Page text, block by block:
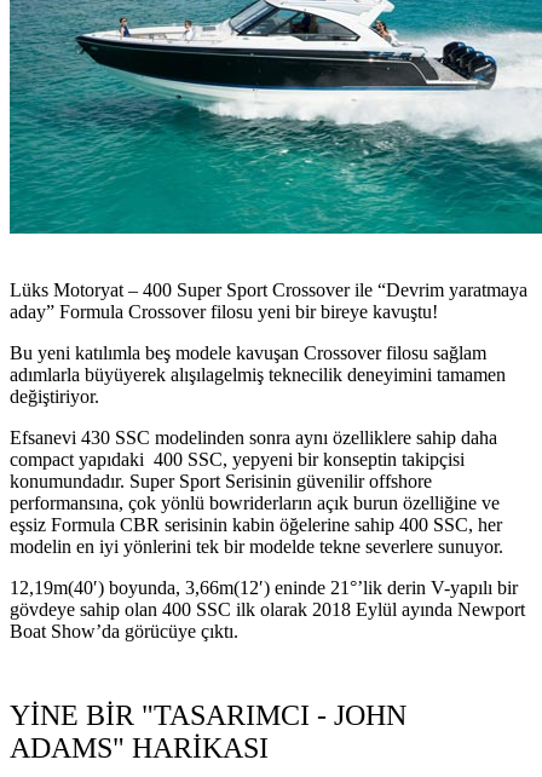
Lüks Motoryat – 400 Super Sport Crossoverile “Devrim yaratmaya
aday” Formula Crossover filosu yeni bir bireye kavuştu!
Bu yeni katılımla beş modele kavuşan Crossover filosu sağlam
adımlarla büyüyerek alışılagelmiş teknecilik deneyimini tamamen
değiştiriyor.
Efsanevi 430 SSC modelinden sonra aynı özelliklere sahip daha
compact yapıdaki 400 SSC, yepyeni bir konseptin takipçisi
konumundadır. Super Sport Serisinin güvenilir offshore
performansına, çok yönlü bowriderların açık burun özelliğine ve
eşsiz Formula CBR serisinin kabin öğelerine sahip 400 SSC, her
modelin en iyi yönlerini tek bir modelde tekne severlere sunuyor.
12,19m(40′) boyunda, 3,66m(12′) eninde 21°’lik derin V-yapılı bir
gövdeye sahip olan 400 SSC ilk olarak 2018 Eylül ayında Newport
Boat Show’da görücüye çıktı.
YİNE BİR "TASARIMCI - JOHN
ADAMS" HARİKASI